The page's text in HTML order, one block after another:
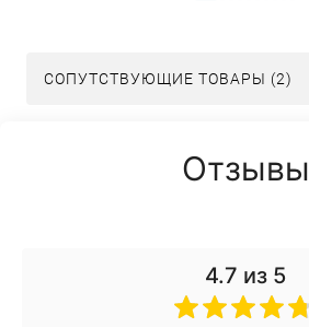
СОПУТСТВУЮЩИЕ ТОВАРЫ (2)
Отзывы
4.7 из 5